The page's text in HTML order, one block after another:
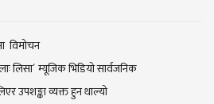
विमोचन
लिसा´ म्यूजिक भिडियाे सार्वजनिक
उपशङ्का व्यक्त हुन थाल्याे